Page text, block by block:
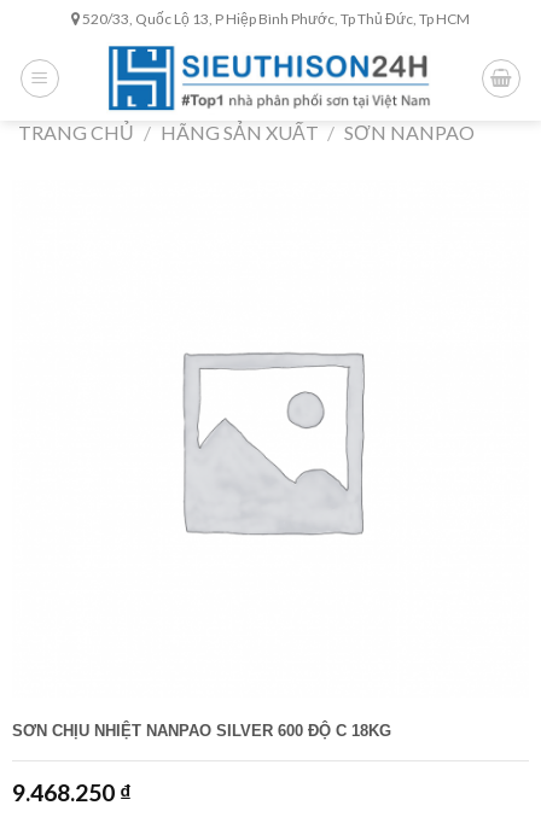
content
520/33, Quốc Lộ 13, P Hiệp Bình Phước, Tp Thủ Đức, Tp HCM
TRANG CHỦ / HÃNG SẢN XUẤT / SƠN NANPAO
SƠN CHỊU NHIỆT NANPAO SILVER 600 ĐỘ C 18KG
9.468.250 ₫